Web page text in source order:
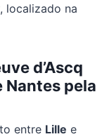
, localizado na
d’Ascq
Nantes pela
entre Lille e